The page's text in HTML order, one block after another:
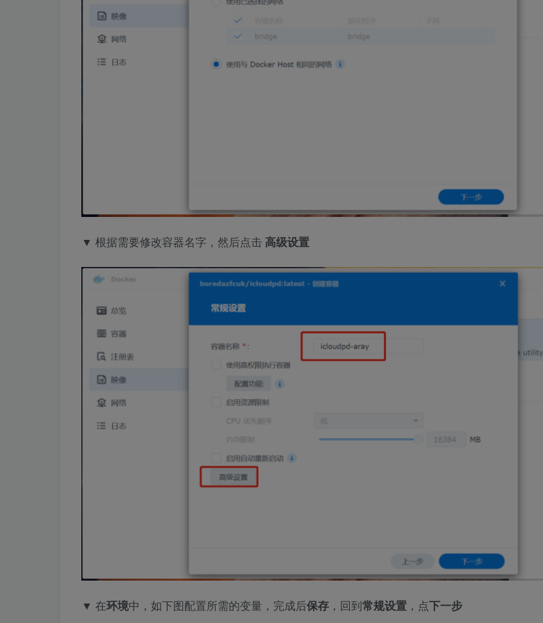
▼ 根据需要修改容器名字，然后点击 高级设置
▼ 在环境中，如下图配置所需的变量，完成后保存 ，回到常规设置 ，点下一步